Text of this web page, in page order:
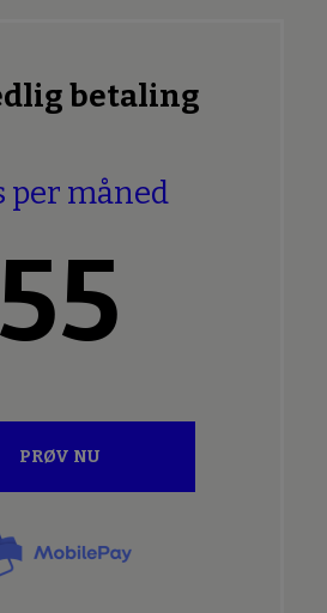
betaling
per måned
55
PRØV NU